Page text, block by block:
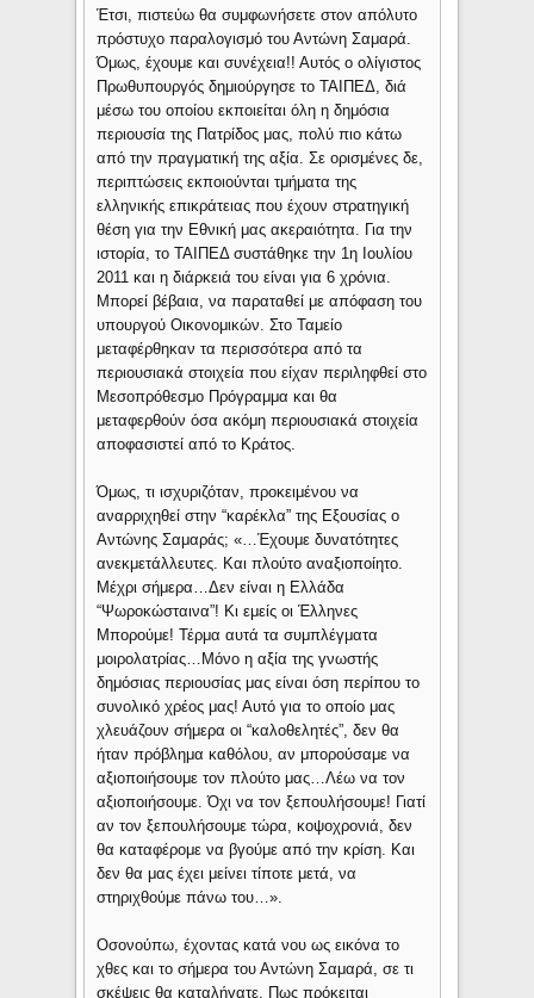
Έτσι, πιστεύω θα συμφωνήσετε στον απόλυτο
πρόστυχο παραλογισμό του Αντώνη Σαμαρά.
Όμως, έχουμε και συνέχεια!! Αυτός ο ολίγιστος
Πρωθυπουργός δημιούργησε το ΤΑΙΠΕΔ, διά
μέσω του οποίου εκποιείται όλη η δημόσια
περιουσία της Πατρίδος μας, πολύ πιο κάτω
από την πραγματική της αξία. Σε ορισμένες δε,
περιπτώσεις εκποιούνται τμήματα της
ελληνικής επικράτειας που έχουν στρατηγική
θέση για την Εθνική μας ακεραιότητα. Για την
ιστορία, το ΤΑΙΠΕΔ συστάθηκε την 1η Ιουλίου
2011 και η διάρκειά του είναι για 6 χρόνια.
Μπορεί βέβαια, να παραταθεί με απόφαση του
υπουργού Οικονομικών. Στο Ταμείο
μεταφέρθηκαν τα περισσότερα από τα
περιουσιακά στοιχεία που είχαν περιληφθεί στο
Μεσοπρόθεσμο Πρόγραμμα και θα
μεταφερθούν όσα ακόμη περιουσιακά στοιχεία
αποφασιστεί από το Κράτος.
Όμως, τι ισχυριζόταν, προκειμένου να
αναρριχηθεί στην “καρέκλα” της Εξουσίας ο
Αντώνης Σαμαράς; «…Έχουμε δυνατότητες
ανεκμετάλλευτες. Και πλούτο αναξιοποίητο.
Μέχρι σήμερα…Δεν είναι η Ελλάδα
“Ψωροκώσταινα”! Κι εμείς οι Έλληνες
Μπορούμε! Τέρμα αυτά τα συμπλέγματα
μοιρολατρίας…Μόνο η αξία της γνωστής
δημόσιας περιουσίας μας είναι όση περίπου το
συνολικό χρέος μας! Αυτό για το οποίο μας
χλευάζουν σήμερα οι “καλοθελητές”, δεν θα
ήταν πρόβλημα καθόλου, αν μπορούσαμε να
αξιοποιήσουμε τον πλούτο μας…Λέω να τον
αξιοποιήσουμε. Όχι να τον ξεπουλήσουμε! Γιατί
αν τον ξεπουλήσουμε τώρα, κοψοχρονιά, δεν
θα καταφέρομε να βγούμε από την κρίση. Και
δεν θα μας έχει μείνει τίποτε μετά, να
στηριχθούμε πάνω του…».
Οσονούπω, έχοντας κατά νου ως εικόνα το
χθες και το σήμερα του Αντώνη Σαμαρά, σε τι
σκέψεις θα καταλήγατε. Πως πρόκειται